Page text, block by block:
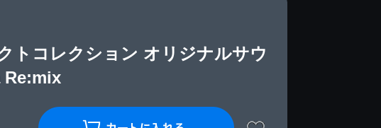
トコレクション オリジナルサウ
Re:mix